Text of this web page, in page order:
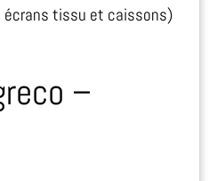
écrans tissu et caissons)
–